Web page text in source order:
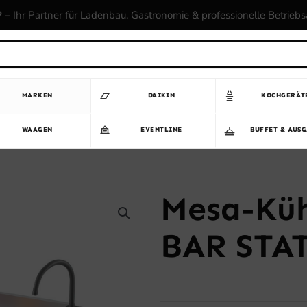
– Ihr Partner für Ladenbau, Gastronomie & professionelle
MARKEN DAIKIN
WAAGEN EVENTLINE BUFFET &
Mesa-
BAR